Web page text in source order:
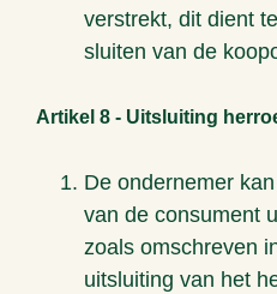
verstrekt, dit dient
sluiten van de
Artikel 8 - Uitsluiting
De ondernemer
van de consument
zoals omschreven
uitsluiting van het